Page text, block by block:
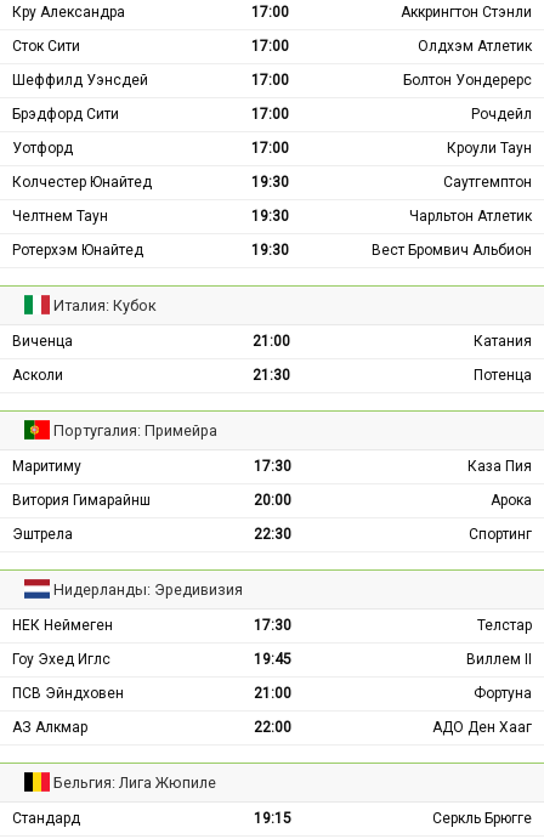
Кру Александра
17:00
Аккрингтон Стэнли
Сток Сити
17:00
Олдхэм Атлетик
Шеффилд Уэнсдей
17:00
Болтон Уондерерс
Брэдфорд Сити
17:00
Рочдейл
Уотфорд
17:00
Кроули Таун
Колчестер Юнайтед
19:30
Саутгемптон
Челтнем Таун
19:30
Чарльтон Атлетик
Ротерхэм Юнайтед
19:30 Вест Бромвич Альбион
Италия: Кубок
Виченца 21:00
Катания
Асколи
21:30 Потенца
Португалия: Примейра
Маритиму 17:30
Каза Пия
Витория Гимарайнш
20:00
Арока
Эштрела
22:30 Спортинг
Нидерланды: Эредивизия
НЕК Неймеген 17:30
Телстар
Гоу Эхед Иглс
19:45
Виллем II
ПСВ Эйндховен
21:00
Фортуна
АЗ Алкмар
22:00 АДО Ден Хааг
Бельгия: Лига Жюпиле
Стандард 19:15 Серкль Брюгге